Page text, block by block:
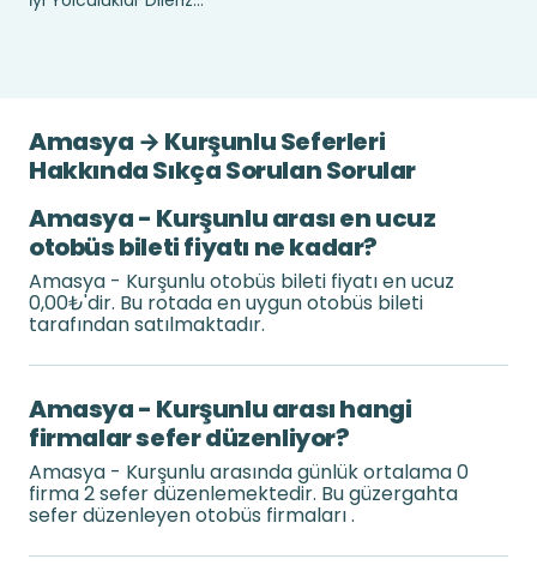
Amasya → Kurşunlu Seferleri
Hakkında Sıkça Sorulan Sorular
Amasya - Kurşunlu arası en ucuz
otobüs bileti fiyatı ne kadar?
Amasya - Kurşunlu otobüs bileti fiyatı en ucuz
0,00₺'dir. Bu rotada en uygun otobüs bileti
tarafından satılmaktadır.
Amasya - Kurşunlu arası hangi
firmalar sefer düzenliyor?
Amasya - Kurşunlu arasında günlük ortalama 0
firma 2 sefer düzenlemektedir. Bu güzergahta
sefer düzenleyen otobüs firmaları .